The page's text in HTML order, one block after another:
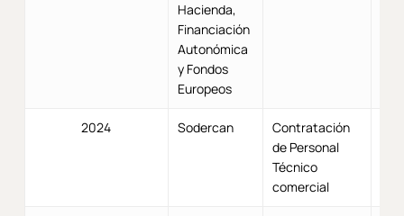
Hacienda,
Financiación
Autonómica
y Fondos
Europeos
2024 Sodercan
Contratación
de Personal
Técnico
comercial